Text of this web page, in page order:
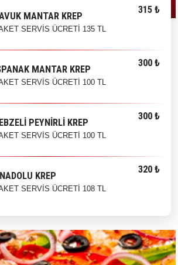
MANTAR KREP
315 ₺
SERVİS ÜCRETİ 135 TL
MANTAR KREP
300 ₺
SERVİS ÜCRETİ 100 TL
PEYNİRLİ KREP
300 ₺
SERVİS ÜCRETİ 100 TL
KREP
320 ₺
SERVİS ÜCRETİ 108 TL